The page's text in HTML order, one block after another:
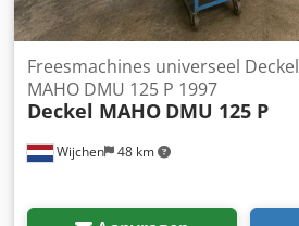
Wijchen 48 km
Freesmachines universeel Deckel
MAHO DMU 125 P 1997
Deckel MAHO DMU 125 P